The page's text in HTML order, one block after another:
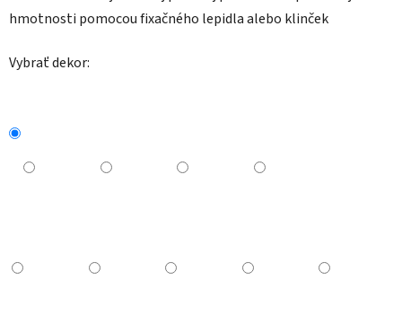
hmotnosti pomocou fixačného lepidla alebo klinček
Vybrať dekor: